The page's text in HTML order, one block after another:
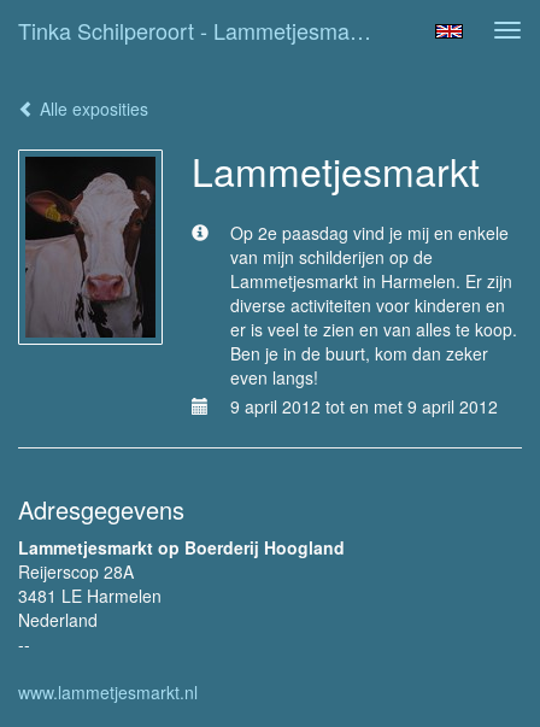
Tinka Schilperoort - Lammetjesmarkt
Alle exposities
Lammetjesmarkt
Op 2e paasdag vind je mij en enkele
van mijn schilderijen op de
Lammetjesmarkt in Harmelen. Er zijn
diverse activiteiten voor kinderen en
er is veel te zien en van alles te koop.
Ben je in de buurt, kom dan zeker
even langs!
9 april 2012 tot en met 9 april 2012
Adresgegevens
Lammetjesmarkt op Boerderij Hoogland
Reijerscop 28A
3481 LE Harmelen
Nederland
--
www.lammetjesmarkt.nl